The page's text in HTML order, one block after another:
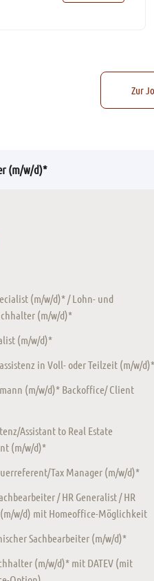
Zur
(m/w/d)*
(m/w/d)* / Lohn- und
(m/w/d)*
(m/w/d)*
in Voll- oder Teilzeit (m/w/d)*
(m/w/d)* Backoffice/ Client
Assistant to Real Estate
(m/w/d)*
Tax Manager (m/w/d)*
/ HR Generalist / HR
w/d) mit Homeoffice-Möglichkeit
Sachbearbeiter (m/w/d)*
(m/w/d)* mit DATEV (mit